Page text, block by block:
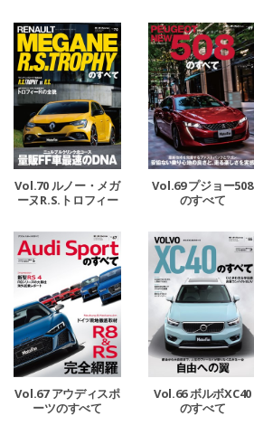
て
Vol.70 ルノー・メガ
ーヌR.S.トロフィー
Vol.69 プジョー508
のすべて
Vol.67 アウディスポ
ーツのすべて
Vol.66 ボルボXC40
のすべて